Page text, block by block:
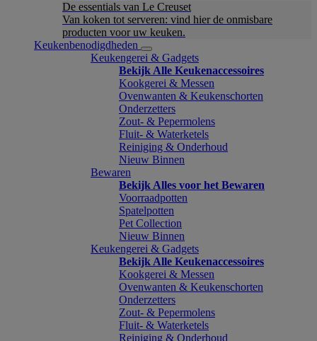
De essentials van Le Creuset
Van koken tot serveren: vind hier de onmisbare
producten voor uw keuken.
Keukenbenodigdheden
Keukengerei & Gadgets
Bekijk Alle Keukenaccessoires
Kookgerei & Messen
Ovenwanten & Keukenschorten
Onderzetters
Zout- & Pepermolens
Fluit- & Waterketels
Reiniging & Onderhoud
Nieuw Binnen
Bewaren
Bekijk Alles voor het Bewaren
Voorraadpotten
Spatelpotten
Pet Collection
Nieuw Binnen
Keukengerei & Gadgets
Bekijk Alle Keukenaccessoires
Kookgerei & Messen
Ovenwanten & Keukenschorten
Onderzetters
Zout- & Pepermolens
Fluit- & Waterketels
Reiniging & Onderhoud